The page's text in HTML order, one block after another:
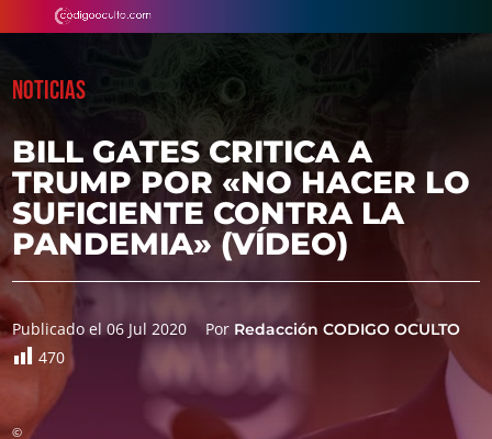
NOTICIAS
BILL GATES CRITICA A
TRUMP POR «NO HACER LO
SUFICIENTE CONTRA LA
PANDEMIA» (VÍDEO)
Publicado el 06 Jul 2020 Por Redacción CODIGO OCULTO
470
©